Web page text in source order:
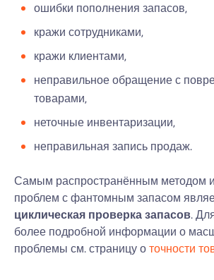
ошибки пополнения запасов,
кражи сотрудниками,
кражи клиентами,
неправильное обращение с
товарами,
неточные инвентаризации,
неправильная запись продаж.
Самым распространённым методом
проблем с фантомным запасом
циклическая проверка запасов.
более подробной информации о
проблемы см. страницу о точности